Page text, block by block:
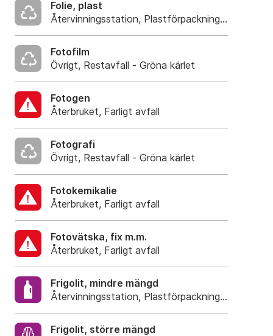
Folie, plast
Återvinningsstation, Plastförpackningar. Eller
Fotofilm
Övrigt, Restavfall - Gröna kärlet
Fotogen
Återbruket, Farligt avfall
Fotografi
Övrigt, Restavfall - Gröna kärlet
Fotokemikalie
Återbruket, Farligt avfall
Fotovätska, fix m.m.
Återbruket, Farligt avfall
Frigolit, mindre mängd
Återvinningsstation, Plastförpackningar. Eller
Frigolit, större mängd